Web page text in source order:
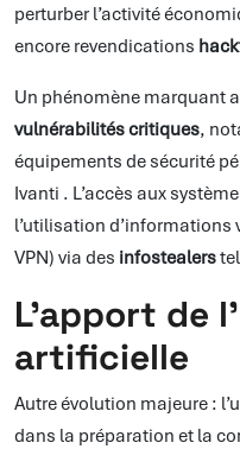
perturber l’activité
encore revendications
Un phénomène marquant a
vulnérabilités critiques,
équipements de sécurité
Ivanti . L’accès aux
l’utilisation d’informations
VPN) via des infostealers
L’apport de
artificielle
Autre évolution majeure :
dans la préparation et la